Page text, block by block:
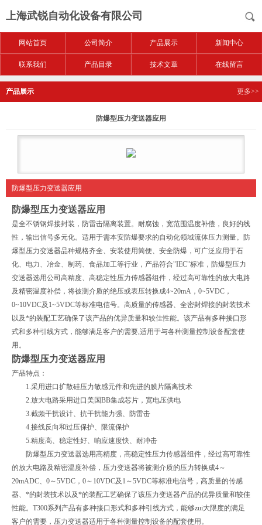
上海武锐自动化设备有限公司
网站首页 公司简介 产品展示 新闻中心
联系我们 产品目录 技术文章 在线留言
产品展示 更多>>
防爆型压力变送器应用
防爆型压力变送器应用
防爆型压力变送器应用
是全不锈钢焊接封装，防雷击隔离装置。耐腐蚀，宽范围温度补偿，良好的线
性，输出信号多元化。适用于需本安防爆要求的自动化领域流体压力测量。防
爆型压力变送器品种规格齐全、安装使用简便、安全防爆，可广泛应用于石
化、电力、冶金、制药、食品加工等行业，产品符合"IEC"标准，防爆型压力
变送器选用公司高精度、高稳定性压力传感器组件，经过高可靠性的放大电路
及精密温度补偿，将被测介质的绝压或表压转换成4~20mA，0~5VDC，
0~10VDC及1~5VDC等标准电信号。高质量的传感器、全密封焊接的封装技术
以及*的装配工艺确保了该产品的优异质量和较佳性能。该产品有多种接口形
式和多种引线方式，能够满足客户的需要,适用于与各种测量控制设备配套使
用。
防爆型压力变送器应用
产品特点：
1.采用进口扩散硅压力敏感元件和先进的膜片隔离技术
2.放大电路采用进口美国BB集成芯片，宽电压供电
3.截频干扰设计、抗干扰能力强、防雷击
4.接线反向和过压保护、限流保护
5.精度高、稳定性好、响应速度快、耐冲击
防爆型压力变送器选用高精度，高稳定性压力传感器组件，经过高可靠性
的放大电路及精密温度补偿，压力变送器将被测介质的压力转换成4～
20mADC、0～5VDC，0～10VDC及1～5VDC等标准电信号，高质量的传感
器、*的封装技术以及*的装配工艺确保了该压力变送器产品的优异质量和较佳
性能。T300系列产品有多种接口形式和多种引线方式，能够zui大限度的满足
客户的需要，压力变送器适用于各种测量控制设备的配套使用。